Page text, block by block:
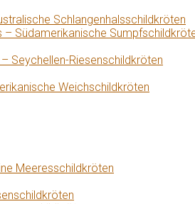
Schlangenhalsschildkröten
– Südamerikanische
Seychellen-Riesenschildkröten
Weichschildkröten
Meeresschildkröten